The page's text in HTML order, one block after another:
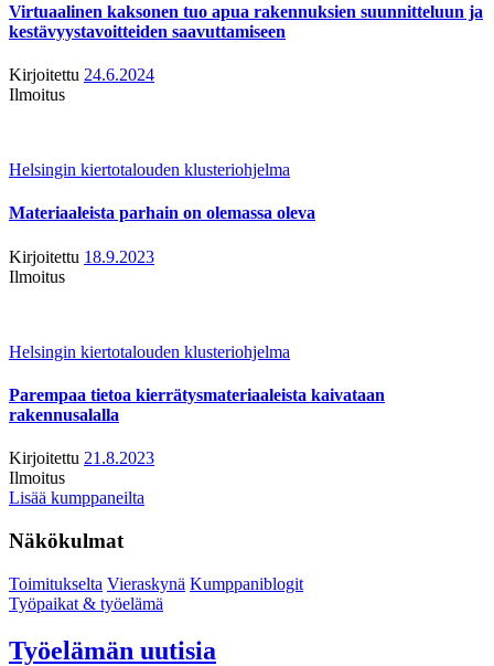
Virtuaalinen kaksonen tuo apua rakennuksien suunnitteluun ja
kestävyystavoitteiden saavuttamiseen
Kirjoitettu 24.6.2024
Ilmoitus
Helsingin kiertotalouden klusteriohjelma
Materiaaleista parhain on olemassa oleva
Kirjoitettu 18.9.2023
Ilmoitus
Helsingin kiertotalouden klusteriohjelma
Parempaa tietoa kierrätysmateriaaleista kaivataan
rakennusalalla
Kirjoitettu 21.8.2023
Ilmoitus
Lisää kumppaneilta
Näkökulmat
Toimitukselta Vieraskynä Kumppaniblogit
Työpaikat & työelämä
Työelämän uutisia